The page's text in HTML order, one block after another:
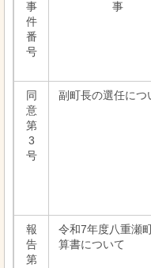
事
件
番
号
事
同
意
第
3
号
副町長の選任につ
報
告
第
令和7年度八重瀬
算書について